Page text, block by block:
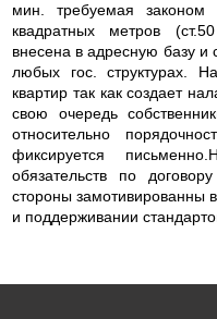
мин. требуемая
квадратных метров
внесена в адресную базу и
любых гос. структурах.
квартир так как создает
свою очередь
относительно
фиксируется
обязательств по
стороны замотивированны
и поддерживании